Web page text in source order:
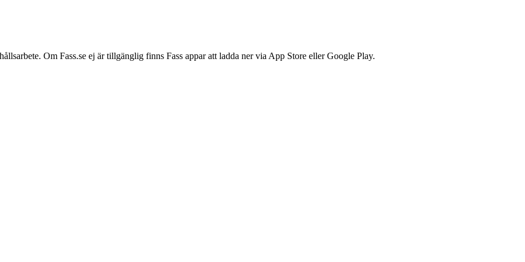
Om Fass.se ej är tillgänglig finns Fass appar att ladda ner via App Store eller Google Play.